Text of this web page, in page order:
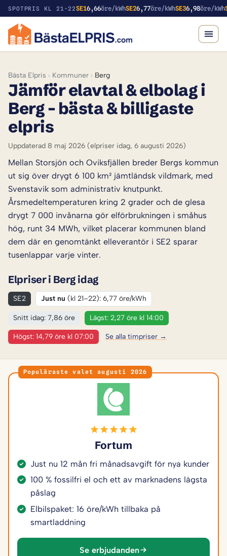
SPOTPRIS KL 21-22SE16,66öre/kWhSE26,77öre/kWhSE36,98öre/kWh
Bästa Elpris › Kommuner › Berg
Jämför elavtal & elbolag i
Berg – bästa & billigaste
elpris
Uppdaterad 8 maj 2026 (elpriser idag, 6 augusti 2026)
Mellan Storsjön och Oviksfjällen breder Bergs kommun
ut sig över drygt 6 100 km² jämtländsk vildmark, med
Svenstavik som administrativ knutpunkt.
Årsmedeltemperaturen kring 2 grader och de glesa
drygt 7 000 invånarna gör elförbrukningen i småhus
hög, runt 34 MWh, vilket placerar kommunen bland
dem där en genomtänkt elleverantör i SE2 sparar
tusenlappar varje vinter.
Elpriser i Berg idag
SE2 Just nu (kl 21–22): 6,77 öre/kWh
Snitt idag: 7,86 öre Lägst: 2,27 öre kl 14:00
Högst: 14,79 öre kl 07:00 Se alla timpriser →
Populäraste valet augusti 2026
Fortum
Just nu 12 mån fri månadsavgift för nya kunder
100 % fossilfri el och ett av marknadens lägsta
påslag
Elbilspaket: 16 öre/kWh tillbaka på
smartladdning
Se erbjudanden